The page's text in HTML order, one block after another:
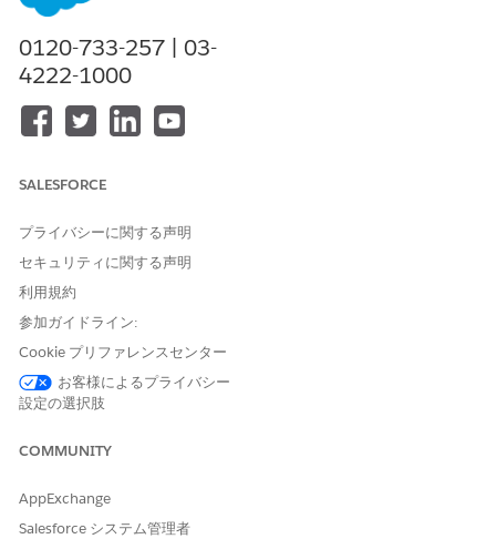
0120-733-257 | 03-
4222-1000
SALESFORCE
プライバシーに関する声明
セキュリティに関する声明
利用規約
参加ガイドライン:
Cookie プリファレンスセンター
お客様によるプライバシー
設定の選択肢
COMMUNITY
AppExchange
Salesforce システム管理者